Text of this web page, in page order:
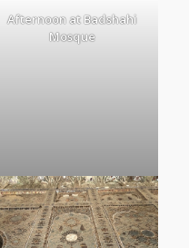
Afternoon at Badshahi
Mosque